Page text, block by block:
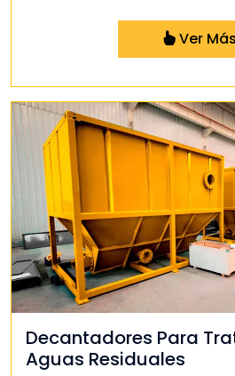
Ver Más
Decantadores Para
Aguas Residuales